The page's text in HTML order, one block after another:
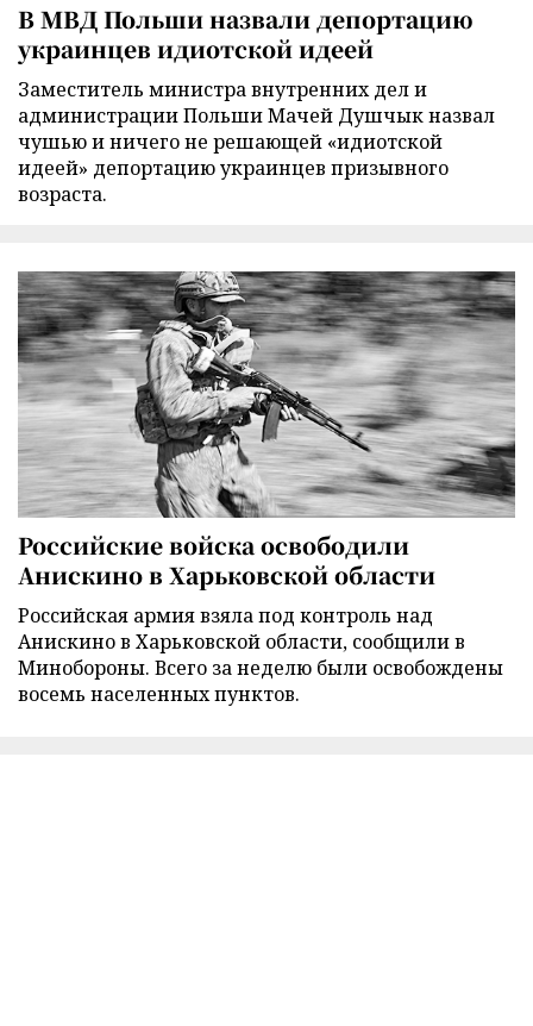
В МВД Польши назвали депортацию
украинцев идиотской идеей
Заместитель министра внутренних дел и
администрации Польши Мачей Душчык назвал
чушью и ничего не решающей «идиотской
идеей» депортацию украинцев призывного
возраста.
Российские войска освободили
Анискино в Харьковской области
Российская армия взяла под контроль над
Анискино в Харьковской области, сообщили в
Минобороны. Всего за неделю были освобождены
восемь населенных пунктов.